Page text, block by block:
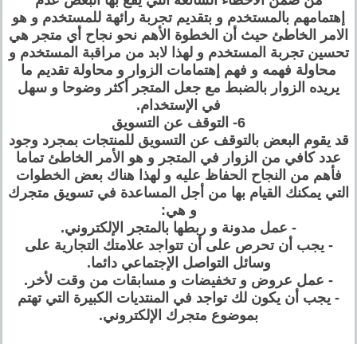
إهتمامهم بالمستخدم و بتقديم تجربة رائهة للمستخدم و هو
الامر الخاطئ حيث أن الخطوة الأهم نحو نجاح أي متجر هي
تحسين تجربة المستخدم و لهذا لابد من مراقبة المستخدم و
محاولة فهمه و فهم إهتمامات الزوار و محاولة تقديم ما
يريده الزوار بالضبط مع جعل المتجر أكثر وضوحا و سهل
في الإستخدام.
6- التوقف عن التسويق
قد يقوم البعض بالتوقف عن التسويق للمنتجات بمجرد وجود
عدد كافي من الزوار في المتجر و هو الأمر الخاطئ تماما
فأهم من النجاح الحفاظ عليه و لهذا هناك بعض الخطوات
التي يمكنك القيام بها من أجل المساعدة في تسويق متجرك
و هي:
- عمل مدونة و ربطها بالمتجر الإلكتروني.
- يجب أن تحرص على أن تتواجد علامتك التجارية على
وسائل التواصل الإجتماعي دائما.
- عمل عروض و تخفيضات و مسابقات من وقت لأخر.
- يجب أن يكون لك تواجد في المنتديات الكبيرة التي تهتم
بموضوع متجرك الإلكتروني.